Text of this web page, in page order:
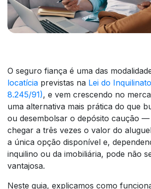
O seguro fiança é uma das
locatícia previstas na Lei do
8.245/91), e vem crescendo no
uma alternativa mais prática do que
ou desembolsar o depósito caução —
chegar a três vezes o valor do
a única opção disponível e,
inquilino ou da imobiliária, pode não
vantajosa.
Neste guia, explicamos como